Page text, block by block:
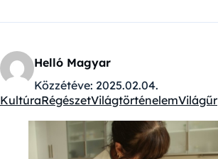
Helló Magyar
Közzétéve: 2025.02.04.
Kategóriák:
KultúraRégészetVilágtörténelemVilágűr